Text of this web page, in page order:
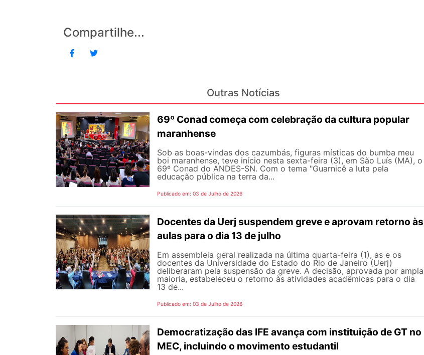
Compartilhe...
Outras Notícias
69º Conad começa com celebração da cultura popular
maranhense
Sob as boas-vindas dos cazumbás, figuras místicas do bumba meu
boi maranhense, teve início nesta sexta-feira (3), em São Luís (MA), o
69º Conad do ANDES-SN. Com o tema "Guarnicê a luta pela
educação pública na terra da...
Publicado em: 03 de Julho de 2026
Docentes da Uerj suspendem greve e aprovam retorno às
aulas para o dia 13 de julho
Em assembleia geral realizada na última quarta-feira (1), as e os
docentes da Universidade do Estado do Rio de Janeiro (Uerj)
deliberaram pela suspensão da greve. A decisão, aprovada por ampla
maioria, estabeleceu o retorno às atividades acadêmicas para o dia
13 de...
Publicado em: 03 de Julho de 2026
Democratização das IFE avança com instituição de GT no
MEC, incluindo o movimento estudantil